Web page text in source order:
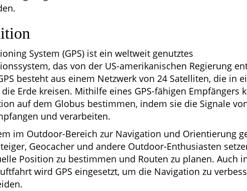
System (GPS) ist ein weltweit genutztes
das von der US-amerikanischen Regierung
besteht aus einem Netzwerk von 24 Satelliten, die in
Erde kreisen. Mithilfe eines GPS-fähigen Empfängers
auf dem Globus bestimmen, indem sie die Signale
und verarbeiten.
im Outdoor-Bereich zur Navigation und Orientierung
Geocacher und andere Outdoor-Enthusiasten
Position zu bestimmen und Routen zu planen. Auch
wird GPS eingesetzt, um die Navigation zu